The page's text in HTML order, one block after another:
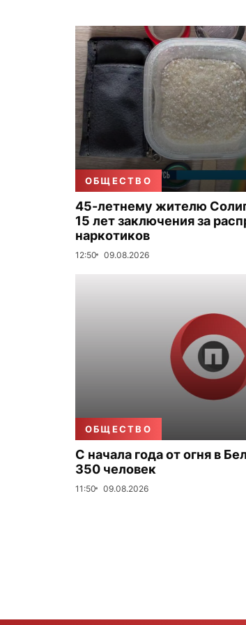
ОБЩЕСТВО
45-летнему жителю
15 лет заключения за
наркотиков
12:50 09.08.2026
ОБЩЕСТВО
С начала года от огня в
350 человек
11:50 09.08.2026